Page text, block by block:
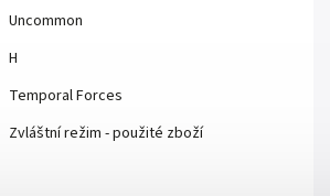
Uncommon
H
Temporal Forces
Zvláštní režim - použité zboží